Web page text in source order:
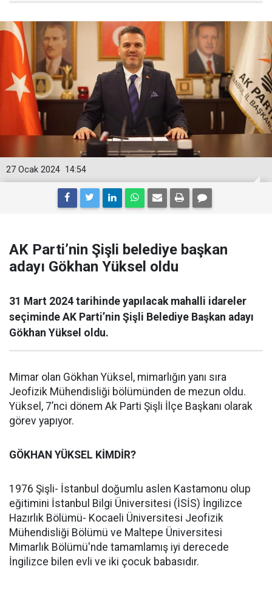
14:54
27 Ocak 2024
AK Parti’nin Şişli belediye başkan
adayı Gökhan Yüksel oldu
31 Mart 2024 tarihinde yapılacak mahalli idareler
seçiminde AK Parti’nin Şişli Belediye Başkan adayı
Gökhan Yüksel oldu.
Mimar olan Gökhan Yüksel, mimarlığın yanı sıra
Jeofizik Mühendisliği bölümünden de mezun oldu.
Yüksel, 7’nci dönem Ak Parti Şişli İlçe Başkanı olarak
görev yapıyor.
GÖKHAN YÜKSEL KİMDİR?
1976 Şişli- İstanbul doğumlu aslen Kastamonu olup
eğitimini İstanbul Bilgi Üniversitesi (İSİS) İngilizce
Hazırlık Bölümü- Kocaeli Üniversitesi Jeofizik
Mühendisliği Bölümü ve Maltepe Üniversitesi
Mimarlık Bölümü'nde tamamlamış iyi derecede
İngilizce bilen evli ve iki çocuk babasıdır.